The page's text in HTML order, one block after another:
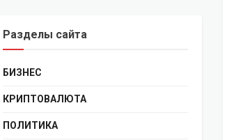
Разделы сайта
БИЗНЕС
КРИПТОВАЛЮТА
ПОЛИТИКА